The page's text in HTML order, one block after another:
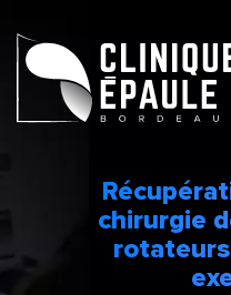
chirurgie